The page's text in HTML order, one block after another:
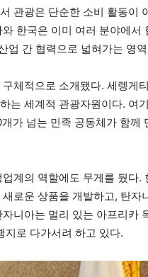
관광은 단순한 소비 활동이
한국은 이미 여러 분야에
업 간 협력으로 넓혀가는 영
체적으로 소개됐다. 세렝게
는 세계적 관광자원이다. 여
가 넘는 민족 공동체가 함
계의 역할에도 무게를 뒀다
로운 상품을 개발하고, 탄
니아는 멀리 있는 아프리카
지로 다가서려 하고 있다.